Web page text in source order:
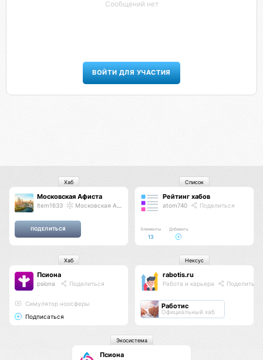
Сообщений нет
ВОЙТИ ДЛЯ УЧАСТИЯ
Московская Афиста
item1633 Московская Афиста
Хаб
Рейтинг хабов
atom740 Поделиться
Элементы
13
Добавить
Список
Псиона
psiona Поделиться
Cимулятор ноосферы
Подписаться
Хаб
rabotis.ru
Работа и карьера Поделиться
Работис
Официальный хаб
Нексус
Псиона
Экосистема